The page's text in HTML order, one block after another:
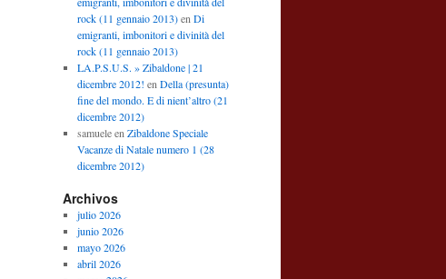
rock (11 gennaio 2013)en Di
emigranti, imbonitori e divinità del
rock (11 gennaio 2013)
LA.P.S.U.S. » Zibaldone | 21
dicembre 2012! en Della (presunta)
fine del mondo. E di nient’altro (21
dicembre 2012)
samueleen Zibaldone Speciale
Vacanze di Natale numero 1 (28
dicembre 2012)
Archivos
julio 2026
junio 2026
mayo 2026
abril 2026